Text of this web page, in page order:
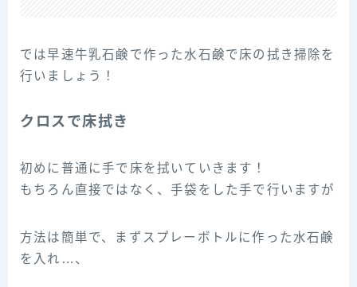
では早速牛乳石鹸で作った水石鹸で床の拭き掃除を
行いましょう！
クロスで床拭き
初めに普通に手で床を拭いていきます！
もちろん直接ではなく、手袋をした手で行いますが
方法は簡単で、まずスプレーボトルに作った水石鹸
を入れ…、